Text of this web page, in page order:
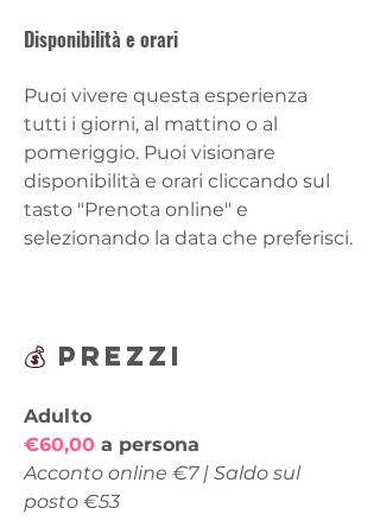
Disponibilità e orari
Puoi vivere questa esperienza
tutti i giorni, al mattino o al
pomeriggio. Puoi visionare
disponibilità e orari cliccando sul
tasto "Prenota online" e
selezionando la data che preferisci.
💰 Prezzi
Adulto
€60,00 a persona
Acconto online €7 | Saldo sul
posto €53